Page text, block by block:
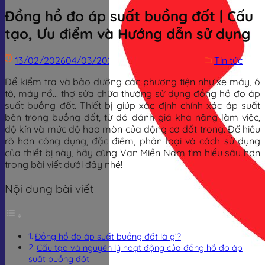
Đồng hồ đo áp suất buồng đốt | Cấu
tạo, Ưu điểm và Hướng dẫn sử dụng
13/02/202604/03/2026
Tin tức
Để kiểm tra và bảo dưỡng các phương tiện như xe máy, ô
tô, máy nổ… thợ sửa chữa thường sử dụng đồng hồ đo áp
suất buồng đốt. Thiết bị giúp xác định chính xác áp suất
bên trong buồng đốt, từ đó đánh giá khả năng làm việc,
độ kín và mức độ hao mòn của động cơ đốt trong. Để hiểu
rõ hơn công dụng, đặc điểm, phân loại và cách sử dụng
của thiết bị này, hãy cùng Van Miền Nam tìm hiểu sâu hơn
trong bài viết dưới đây nhé!
Nội dung bài viết
Đồng hồ đo áp suất buồng đốt là gì?
Cấu tạo và nguyên lý hoạt động của đồng hồ đo áp
suất buồng đốt